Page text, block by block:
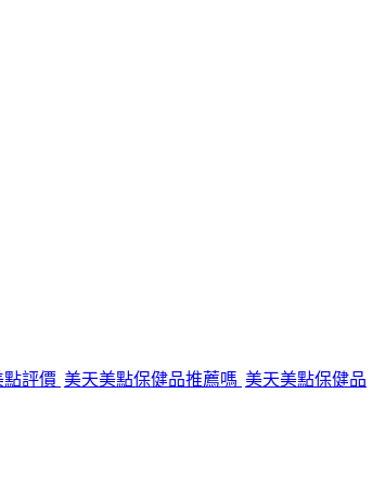
評價 美天美點保健品推薦嗎 美天美點保健品